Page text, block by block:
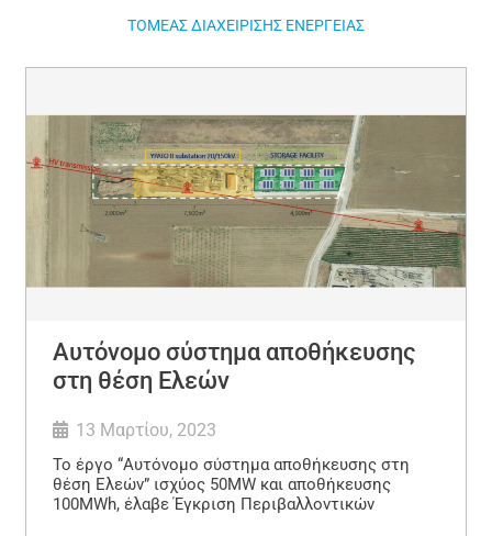
ΤΟΜΕΑΣ ΔΙΑΧΕΙΡΙΣΗΣ ΕΝΕΡΓΕΙΑΣ
Αυτόνομο σύστημα αποθήκευσης
στη θέση Ελεών
13 Μαρτίου, 2023
Το έργο “Αυτόνομο σύστημα αποθήκευσης στη
θέση Ελεών” ισχύος 50MW και αποθήκευσης
100MWh, έλαβε Έγκριση Περιβαλλοντικών